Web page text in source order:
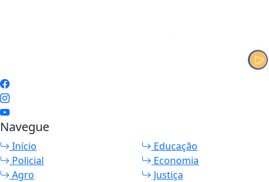
Navegue
Início
Educação
Policial
Economia
Agro
Justiça